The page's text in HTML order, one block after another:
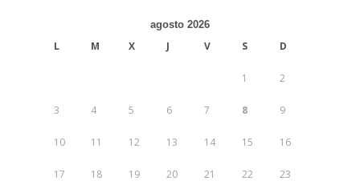
agosto 2026
L M X J V S D
1 2
3 4 5 6 7 8 9
10 11 12 13 14 15 16
17 18 19 20 21 22 23